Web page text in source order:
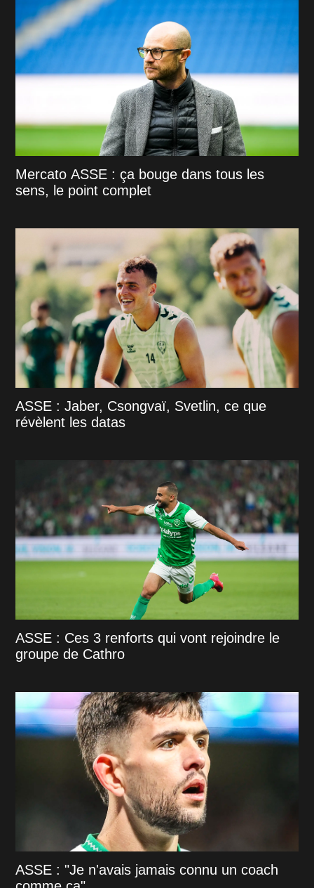
Mercato ASSE : ça bouge dans tous les
sens, le point complet
ASSE : Jaber, Csongvaï, Svetlin, ce que
révèlent les datas
ASSE : Ces 3 renforts qui vont rejoindre le
groupe de Cathro
ASSE : "Je n'avais jamais connu un coach